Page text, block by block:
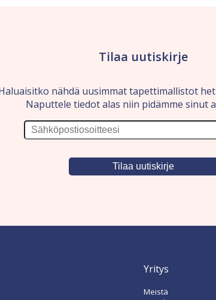
Tilaa uutiskirje
nähdä uusimmat tapettimallistot
Naputtele tiedot alas niin pidämme sinut
Yritys
Meistä